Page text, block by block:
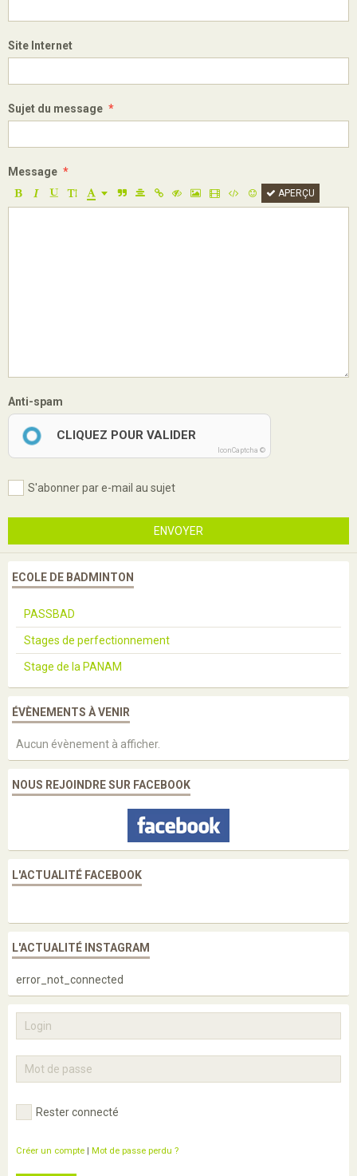
Site Internet
Sujet du message
Message
APERÇU
Anti-spam
CLIQUEZ POUR VALIDER
IconCaptcha ©
S'abonner par e-mail au sujet
ENVOYER
ECOLE DE BADMINTON
PASSBAD
Stages de perfectionnement
Stage de la PANAM
ÉVÈNEMENTS À VENIR
Aucun évènement à afficher.
NOUS REJOINDRE SUR FACEBOOK
L'ACTUALITÉ FACEBOOK
L'ACTUALITÉ INSTAGRAM
error_not_connected
Rester connecté
Créer un compte Mot de passe perdu ?